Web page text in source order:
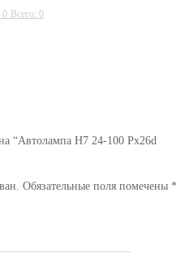
0 Всего: 0
“Автолампа Н7 24-100 Рх26d
Обязательные поля помечены *